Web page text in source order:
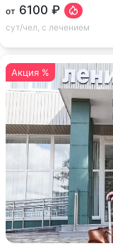
от 6100 ₽
сут/чел, с лечением
Акция %